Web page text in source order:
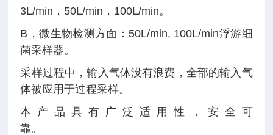
3L/min，50L/min，100L/min。
B，微生物检测方面：50L/min, 100L/min浮游细
菌采样器。
采样过程中，输入气体没有浪费，全部的输入气
体被应用于过程采样。
本产品具有广泛适用性，安全可
靠。